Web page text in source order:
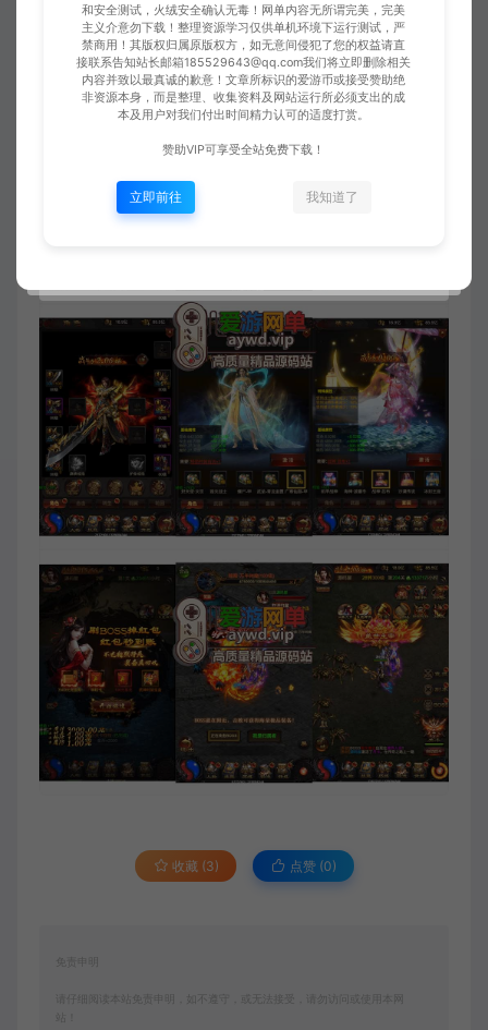
收藏 (3) 点赞 (0)
免责申明
请仔细阅读本站免责申明，如不遵守，或无法接受，请勿访问或使用本网
和安全测试，火绒安全确认无毒！网单内容无所谓完美，完美
主义介意勿下载！整理资源学习仅供单机环境下运行测试，严
禁商用！其版权归属原版权方，如无意间侵犯了您的权益请直
接联系告知站长邮箱185529643@qq.com我们将立即删除相关
内容并致以最真诚的歉意！文章所标识的爱游币或接受赞助绝
非资源本身，而是整理、收集资料及网站运行所必须支出的成
本及用户对我们付出时间精力认可的适度打赏。
赞助VIP可享受全站免费下载！
立即前往 我知道了